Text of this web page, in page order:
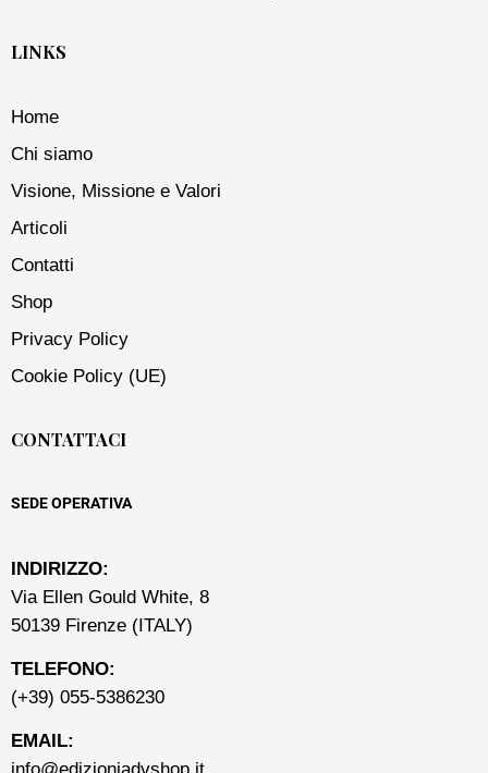
LINKS
Home
Chi siamo
Visione, Missione e Valori
Articoli
Contatti
Shop
Privacy Policy
Cookie Policy (UE)
CONTATTACI
SEDE OPERATIVA
INDIRIZZO:
Via Ellen Gould White, 8
50139 Firenze (ITALY)
TELEFONO:
(+39) 055-5386230
EMAIL: